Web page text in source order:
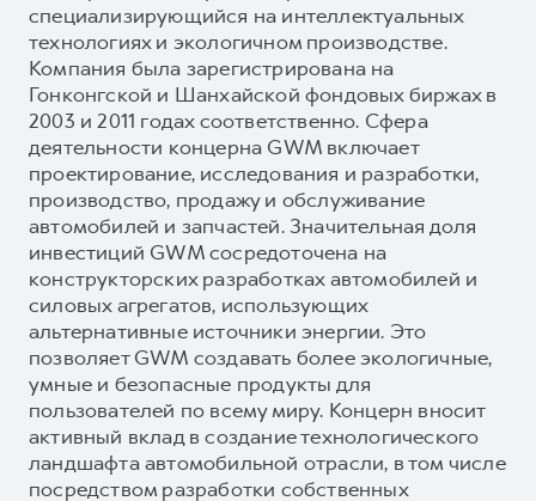
специализирующийся на интеллектуальных
технологиях и экологичном производстве.
Компания была зарегистрирована на
Гонконгской и Шанхайской фондовых биржах в
2003 и 2011 годах соответственно. Сфера
деятельности концерна GWM включает
проектирование, исследования и разработки,
производство, продажу и обслуживание
автомобилей и запчастей. Значительная доля
инвестиций GWM сосредоточена на
конструкторских разработках автомобилей и
силовых агрегатов, использующих
альтернативные источники энергии. Это
позволяет GWM создавать более экологичные,
умные и безопасные продукты для
пользователей по всему миру. Концерн вносит
активный вклад в создание технологического
ландшафта автомобильной отрасли, в том числе
посредством разработки собственных